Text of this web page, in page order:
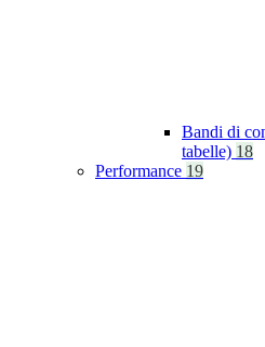
Bandi di
tabelle) 18
Performance 19